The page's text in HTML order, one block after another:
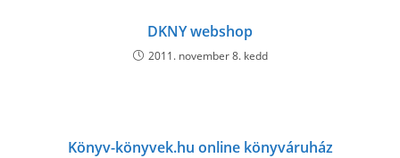
DKNY webshop
2011. november 8. kedd
Könyv-könyvek.hu online könyváruház